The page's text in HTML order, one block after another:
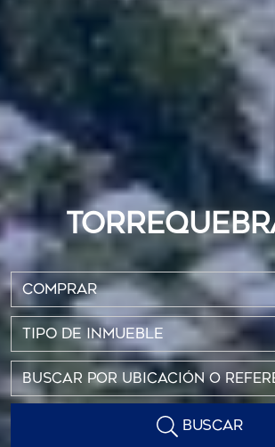
COMPRAR
TIPO DE INMUEBLE
BUSCAR